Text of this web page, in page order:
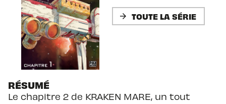
arrow_forward TOUTE LA SÉRIE
RÉSUMÉ
Le chapitre 2 de KRAKEN MARE, un tout